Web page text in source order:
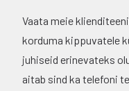
Vaata meie
korduma kippuvatele
juhiseid erinevateks
aitab sind ka telefoni